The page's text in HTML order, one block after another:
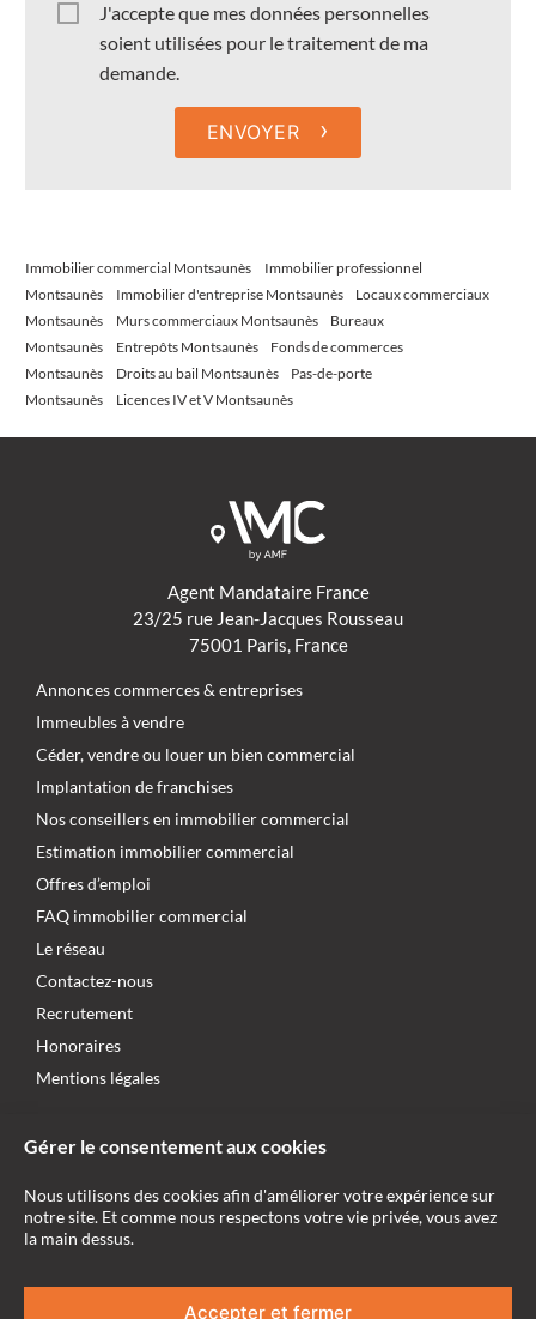
Gérer le consentement aux cookies
Nous utilisons des cookies afin d'améliorer votre expérience sur
notre site. Et comme nous respectons votre vie privée, vous avez
la main dessus.
Accepter et fermer
J'accepte que mes données personnelles
soient utilisées pour le traitement de ma
demande.
ENVOYER ›
Immobilier commercial Montsaunès
Immobilier professionnel
Montsaunès
Immobilier d'entreprise Montsaunès
Locaux commerciaux
Montsaunès
Murs commerciaux Montsaunès
Bureaux
Montsaunès
Entrepôts Montsaunès
Fonds de commerces
Montsaunès
Droits au bail Montsaunès
Pas-de-porte
Montsaunès
Licences IV et V Montsaunès
Agent Mandataire France
23/25 rue Jean-Jacques Rousseau
75001 Paris, France
Annonces commerces & entreprises
Immeubles à vendre
Céder, vendre ou louer un bien commercial
Implantation de franchises
Nos conseillers en immobilier commercial
Estimation immobilier commercial
Offres d’emploi
FAQ immobilier commercial
Le réseau
Contactez-nous
Recrutement
Honoraires
Mentions légales
NOS AUTRES SITES WEB
AgentMandataire.fr
AgentMandataireNeuf.fr